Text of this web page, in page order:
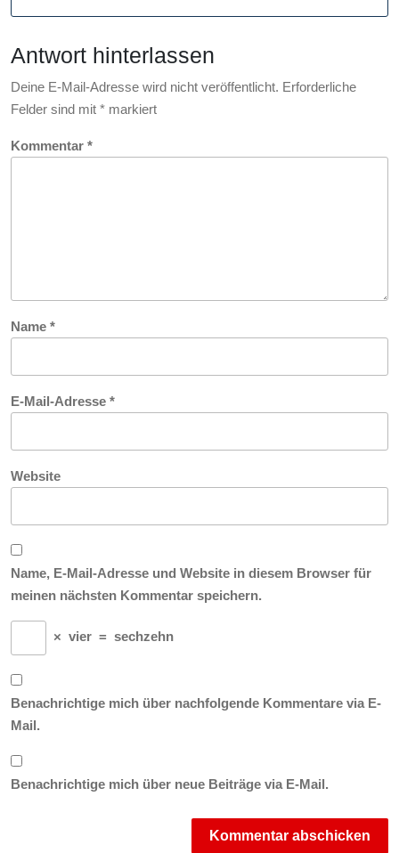
präsentieren
Ihre
Unterstützung!
Antwort hinterlassen
Deine E-Mail-Adresse wird nicht veröffentlicht. Erforderliche
Felder sind mit * markiert
Kommentar *
Name *
E-Mail-Adresse *
Website
Name, E-Mail-Adresse und Website in diesem Browser für
meinen nächsten Kommentar speichern.
× vier = sechzehn
Benachrichtige mich über nachfolgende Kommentare via E-
Mail.
Benachrichtige mich über neue Beiträge via E-Mail.